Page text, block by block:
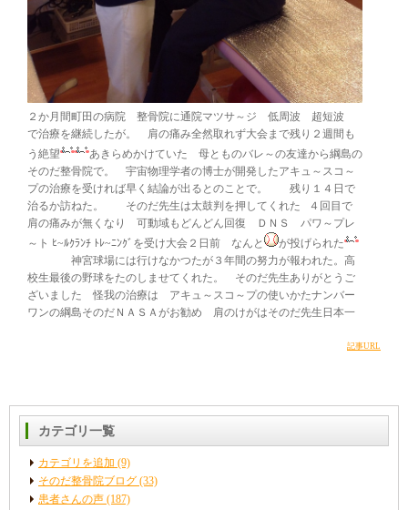
２か月間町田の病院 整骨院に通院マツサ～ジ 低周波 超短波
で治療を継続したが。 肩の痛み全然取れず大会まで残り２週間も
う絶望
あきらめかけていた 母とものバレ～の友達から綱島の
そのだ整骨院で。 宇宙物理学者の博士が開発したアキュ～スコ～
プの治療を受ければ早く結論が出るとのことで。 残り１４日で
治るか訪ねた。 そのだ先生は太鼓判を押してくれた ４回目で
肩の痛みが無くなり 可動域もどんどん回復 ＤＮＳ パワ～プレ
～ト ﾋ~ﾙｸﾗﾝﾁ ﾄﾚ~ﾆﾝｸﾞを受け大会２日前 なんと
が投げられた
神宮球場には行けなかつたが３年間の努力が報われた。高
校生最後の野球をたのしませてくれた。 そのだ先生ありがとうご
ざいました 怪我の治療は アキュ～スコ～プの使いかたナンバー
ワンの綱島そのだＮＡＳＡがお勧め 肩のけがはそのだ先生日本一
記事URL
カテゴリ一覧
カテゴリを追加 (9)
そのだ整骨院ブログ (33)
患者さんの声 (187)